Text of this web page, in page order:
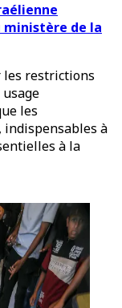
de la
les restrictions
les
indispensables à
à la